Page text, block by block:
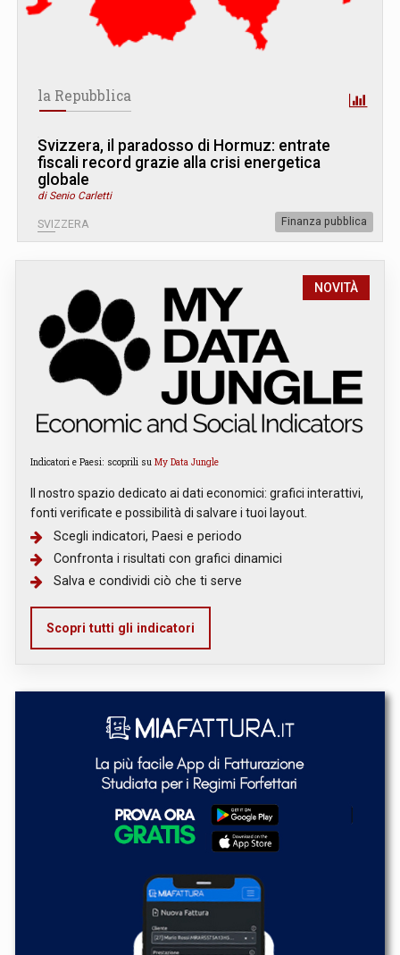
la Repubblica
Svizzera, il paradosso di Hormuz: entrate
fiscali record grazie alla crisi energetica
globale
di Senio Carletti
SVIZZERA Finanza pubblica
NOVITÀ
Indicatori e Paesi: scoprili su My Data Jungle
Il nostro spazio dedicato ai dati economici: grafici interattivi,
fonti verificate e possibilità di salvare i tuoi layout.
Scegli indicatori, Paesi e periodo
Confronta i risultati con grafici dinamici
Salva e condividi ciò che ti serve
Scopri tutti gli indicatori